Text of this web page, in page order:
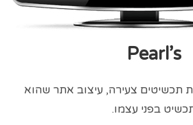
Pearl’s
תכשיטים צעירה, עיצוב אתר שהוא
בפני עצמו.